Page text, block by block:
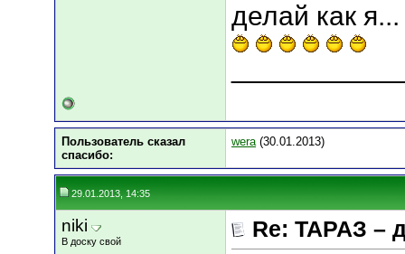
делай как я...
Пользователь сказал
cпасибо:
wera(30.01.2013)
29.01.2013, 14:35
niki
В доску свой Re: ТАРАЗ –